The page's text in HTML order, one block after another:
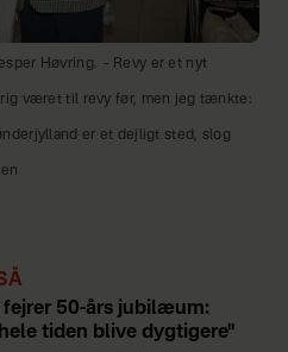
Høvring. – Revy er et nyt
været til revy før, men jeg tænkte:
er et dejligt sted, slog
fejrer 50-års jubilæum:
tiden blive dygtigere"